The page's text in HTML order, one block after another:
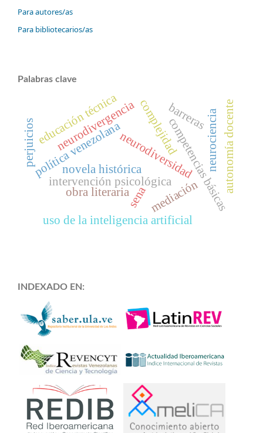
Para autores/as
Para bibliotecarios/as
Palabras clave
intervención psicológica
política venezolana
neurodivergencia
neurodiversidadcompetencias básicas
neurociencia
mediación
novela histórica
obra literaria
complejidad
sena
educación técnica
uso de la inteligencia artificial
barreras autonomía docente
perjuicios
INDEXADO EN: